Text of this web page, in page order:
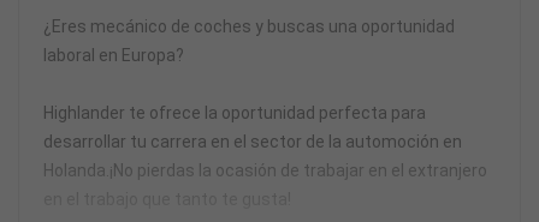
¿Eres mecánico de coches y buscas una oportunidad
laboral en Europa?
Highlander te ofrece la oportunidad perfecta para
desarrollar tu carrera en el sector de la automoción en
Holanda.¡No pierdas la ocasión de trabajar en el extranjero